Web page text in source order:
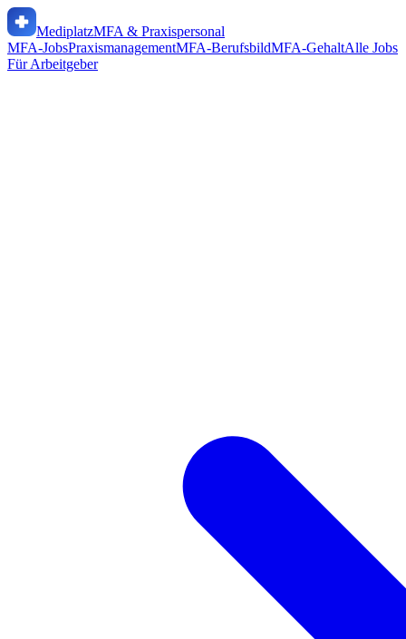
MediplatzMFA & Praxispersonal
MFA-JobsPraxismanagementMFA-BerufsbildMFA-GehaltAlle Jobs
Für Arbeitgeber